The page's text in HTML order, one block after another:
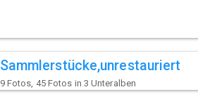
Sammlerstücke,unrestauriert
9 Fotos, 45 Fotos in 3 Unteralben